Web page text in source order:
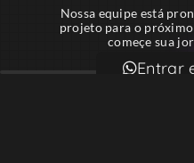
Nossa equipe está
projeto para o
começe sua
Entrar